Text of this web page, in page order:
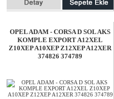
OPEL ADAM - CORSA D SOL AKS
KOMPLE EXPORT A12XEL
Z10XEP A10XEP Z12XEP A12XER
374826 374789